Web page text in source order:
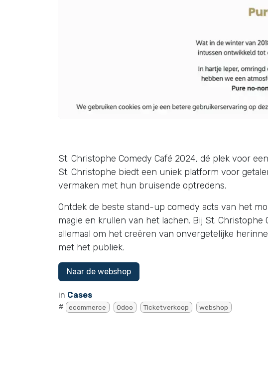
St. Christophe Comedy Café 2024, dé plek voor
St. Christophe biedt een uniek platform voor
vermaken met hun bruisende optredens.
Ontdek de beste stand-up comedy acts van het
magie en krullen van het lachen. Bij St. Christophe
allemaal om het creëren van onvergetelijke
met het publiek.
Naar de webshop
in Cases
#
ecommerce Odoo Ticketverkoop webshop